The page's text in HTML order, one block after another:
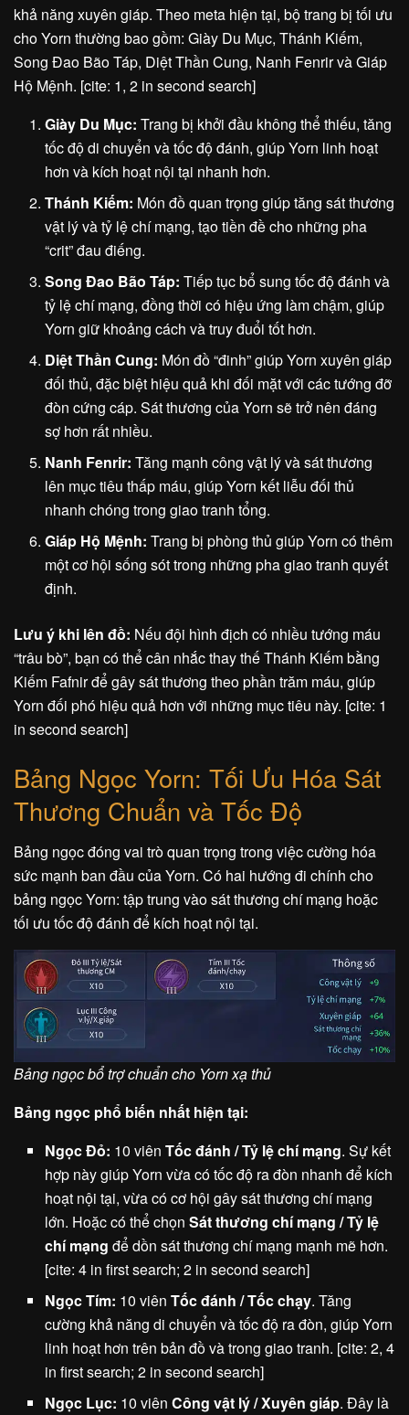
khả năng xuyên giáp. Theo meta hiện tại, bộ trang bị tối ưu
cho Yorn thường bao gồm: Giày Du Mục, Thánh Kiếm,
Song Đao Bão Táp, Diệt Thần Cung, Nanh Fenrir và Giáp
Hộ Mệnh. [cite: 1, 2 in second search]
Giày Du Mục: Trang bị khởi đầu không thể thiếu, tăng
tốc độ di chuyển và tốc độ đánh, giúp Yorn linh hoạt
hơn và kích hoạt nội tại nhanh hơn.
Thánh Kiếm: Món đồ quan trọng giúp tăng sát thương
vật lý và tỷ lệ chí mạng, tạo tiền đề cho những pha
“crit” đau điếng.
Song Đao Bão Táp: Tiếp tục bổ sung tốc độ đánh và
tỷ lệ chí mạng, đồng thời có hiệu ứng làm chậm, giúp
Yorn giữ khoảng cách và truy đuổi tốt hơn.
Diệt Thần Cung: Món đồ “đinh” giúp Yorn xuyên giáp
đối thủ, đặc biệt hiệu quả khi đối mặt với các tướng đỡ
đòn cứng cáp. Sát thương của Yorn sẽ trở nên đáng
sợ hơn rất nhiều.
Nanh Fenrir: Tăng mạnh công vật lý và sát thương
lên mục tiêu thấp máu, giúp Yorn kết liễu đối thủ
nhanh chóng trong giao tranh tổng.
Giáp Hộ Mệnh: Trang bị phòng thủ giúp Yorn có thêm
một cơ hội sống sót trong những pha giao tranh quyết
định.
Lưu ý khi lên đồ: Nếu đội hình địch có nhiều tướng máu
“trâu bò”, bạn có thể cân nhắc thay thế Thánh Kiếm bằng
Kiếm Fafnir để gây sát thương theo phần trăm máu, giúp
Yorn đối phó hiệu quả hơn với những mục tiêu này. [cite: 1
in second search]
Bảng Ngọc Yorn: Tối Ưu Hóa Sát
Thương Chuẩn và Tốc Độ
Bảng ngọc đóng vai trò quan trọng trong việc cường hóa
sức mạnh ban đầu của Yorn. Có hai hướng đi chính cho
bảng ngọc Yorn: tập trung vào sát thương chí mạng hoặc
tối ưu tốc độ đánh để kích hoạt nội tại.
Bảng ngọc bổ trợ chuẩn cho Yorn xạ thủ
Bảng ngọc phổ biến nhất hiện tại:
Ngọc Đỏ: 10 viênTốc đánh / Tỷ lệ chí mạng. Sự kết
hợp này giúp Yorn vừa có tốc độ ra đòn nhanh để kích
hoạt nội tại, vừa có cơ hội gây sát thương chí mạng
lớn. Hoặc có thể chọnSát thương chí mạng / Tỷ lệ
chí mạng để dồn sát thương chí mạng mạnh mẽ hơn.
[cite: 4 in first search; 2 in second search]
Ngọc Tím: 10 viênTốc đánh / Tốc chạy. Tăng
cường khả năng di chuyển và tốc độ ra đòn, giúp Yorn
linh hoạt hơn trên bản đồ và trong giao tranh. [cite: 2, 4
in first search; 2 in second search]
Ngọc Lục: 10 viênCông vật lý / Xuyên giáp. Đây là